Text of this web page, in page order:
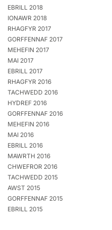
EBRILL 2018
IONAWR 2018
RHAGFYR 2017
GORFFENNAF 2017
MEHEFIN 2017
MAI 2017
EBRILL 2017
RHAGFYR 2016
TACHWEDD 2016
HYDREF 2016
GORFFENNAF 2016
MEHEFIN 2016
MAI 2016
EBRILL 2016
MAWRTH 2016
CHWEFROR 2016
TACHWEDD 2015
AWST 2015
GORFFENNAF 2015
EBRILL 2015